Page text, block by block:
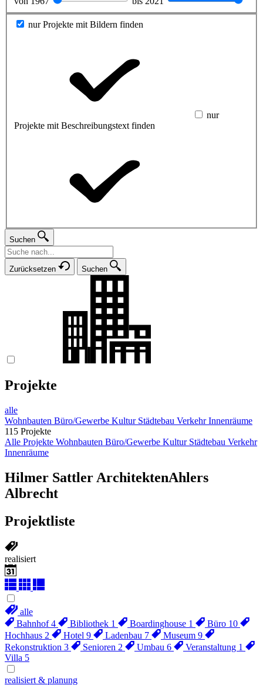
nur Projekte mit Bildern finden
nur
Projekte mit Beschreibungstext finden
Suchen
Zurücksetzen Suchen
Projekte
alle
Wohnbauten Büro/Gewerbe Kultur Städtebau VerkehrInnenräume
115 Projekte
Alle Projekte Wohnbauten Büro/Gewerbe Kultur Städtebau Verkehr
Innenräume
Hilmer Sattler ArchitektenAhlers
Albrecht
Projektliste
realisiert
alle
Bahnhof4 Bibliothek 1 Boardinghouse 1 Büro 10
Hochhaus 2 Hotel 9 Ladenbau 7 Museum 9
Rekonstruktion 3 Senioren 2 Umbau 6 Veranstaltung 1
Villa 5
realisiert & planung